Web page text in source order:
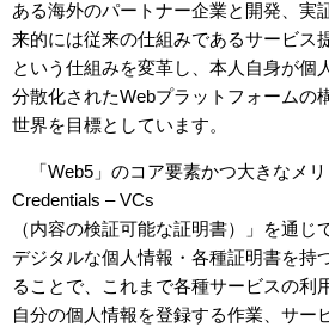
ある海外のパートナー企業と開発、実
来的には従来の仕組みであるサービス
という仕組みを変革し、本人自身が個
分散化されたWebプラットフォームの
世界を目標としています。
「Web5」のコア要素かつ大きなメリ
Credentials – VCs
（内容の検証可能な証明書）」を通じ
デジタルな個人情報・各種証明書を持
ることで、これまで各種サービスの利
自分の個人情報を登録する作業、サー